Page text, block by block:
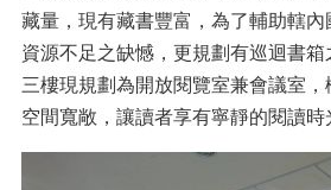
藏量，現有藏書豐富，為了輔助轄
資源不足之缺憾，更規劃有巡迴書箱
三樓現規劃為開放閱覽室兼會議室，
空間寬敞，讓讀者享有寧靜的閱讀時